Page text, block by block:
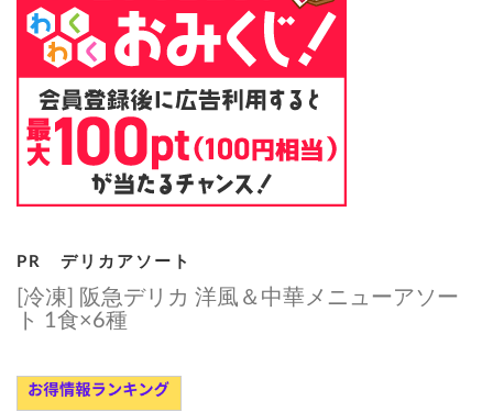
PR デリカアソート
[冷凍] 阪急デリカ 洋風＆中華メニューアソー
ト 1食×6種